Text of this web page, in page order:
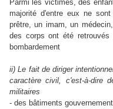
Parmi les victimes, des
majorité d'entre eux ne
prêtre, un imam, un
des corps ont été
bombardement
ii) Le fait de diriger
caractère civil, c'est-à-dire
militaires
- des bâtiments